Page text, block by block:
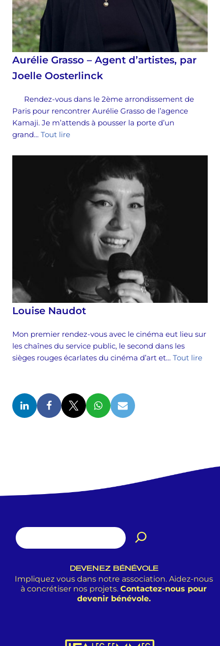
Aurélie Grasso – Agent d’artistes, par
Joelle Oosterlinck
Rendez-vous dans le 2ème arrondissement de
Paris pour rencontrer Aurélie Grasso de l’agence
Kamaji. Je m’attends à pousser la porte d’un
grand… Tout lire
Louise Naudot
Mon premier rendez-vous avec le cinéma eut lieu sur
les chaînes du service public, le second dans les
sièges rouges écarlates du cinéma d’art et… Tout lire
DEVENEZ BÉNÉVOLE
Impliquez vous dans notre association. Aidez-nous
à concrétiser nos projets. Contactez-nous pour
devenir bénévole.